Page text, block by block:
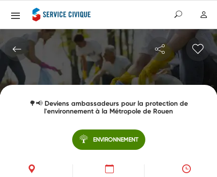
🌳📢 Deviens ambassadeurs pour la protection de
l'environnement à la Métropole de Rouen
ENVIRONNEMENT